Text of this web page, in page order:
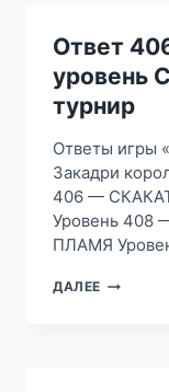
УРОВЕНЬ
СЛОВА
ТУРНИР
Ответ
уровень
турнир
Ответы игры
Закадри
406 —
Уровень
ПЛАМЯ
ДАЛЕЕ ОТВЕТ